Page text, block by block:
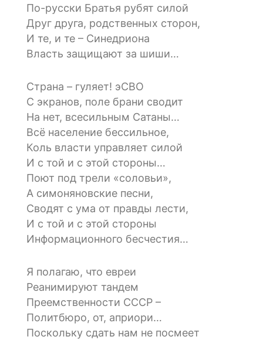
По-русски Братья рубят силой
Друг друга, родственных сторон,
И те, и те – Синедриона
Власть защищают за шиши…
Страна – гуляет! эСВО
С экранов, поле брани сводит
На нет, всесильным Сатаны…
Всё население бессильное,
Коль власти управляет силой
И с той и с этой стороны…
Поют под трели «соловьи»,
А симоняновские песни,
Сводят с ума от правды лести,
И с той и с этой стороны
Информационного бесчестия…
Я полагаю, что евреи
Реанимируют тандем
Преемственности СССР –
Политбюро, от, априори…
Поскольку сдать нам не посмеет